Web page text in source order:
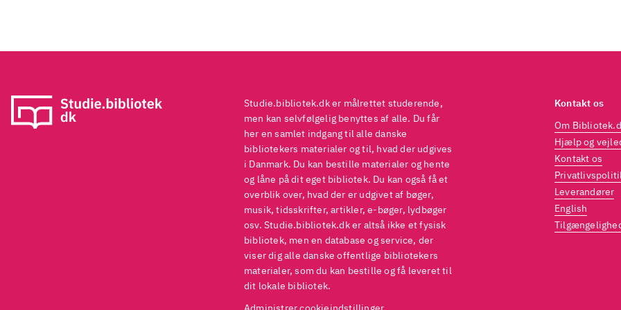
samme stemningNår man har sagt folkesagn, kommer
udenom Brødrene Grimm. I Grimm og
har Kenneth
og Benni Bødker gendigtet, mens John Kenn
illustreret. Rasmus Svarre står også bag Lille rød og
der begge er eventyrlige fortællinger med lidt af den
stemning Når man har sagt folkesagn, kommer man
Brødrene Grimm. I Grimm og Grimm II har Kenneth
og Benni Bødker gendigtet, mens John Kenn
illustreret. Rasmus Svarre står også bag
er eventyrlige fortællinger med lidt af den samme
Studie.bibliotek.dk er målrettet studerende,
men kan selvfølgelig benyttes af alle. Du får
her en samlet indgang til alle danske
bibliotekers materialer og til, hvad der udgives
i Danmark. Du kan bestille materialer og hente
og låne på dit eget bibliotek. Du kan også få et
overblik over, hvad der er udgivet af bøger,
musik, tidsskrifter, artikler, e-bøger, lydbøger
osv. Studie.bibliotek.dk er altså ikke et fysisk
bibliotek, men en database og service, der
viser dig alle danske offentlige bibliotekers
materialer, som du kan bestille og få leveret til
dit lokale bibliotek.
Kontakt os
Om
Hjælp og
Kontakt os
Leverandører
English